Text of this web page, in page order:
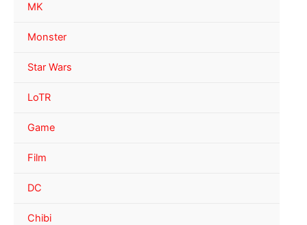
MK
Monster
Star Wars
LoTR
Game
Film
DC
Chibi